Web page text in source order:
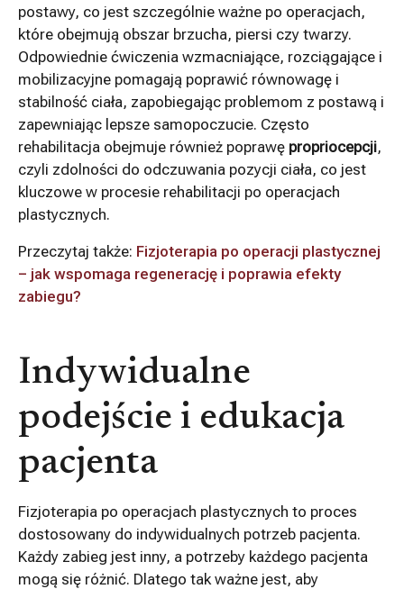
postawy, co jest szczególnie ważne po operacjach,
które obejmują obszar brzucha, piersi czy twarzy.
Odpowiednie ćwiczenia wzmacniające, rozciągające i
mobilizacyjne pomagają poprawić równowagę i
stabilność ciała, zapobiegając problemom z postawą i
zapewniając lepsze samopoczucie. Często
rehabilitacja obejmuje również poprawę propriocepcji,
czyli zdolności do odczuwania pozycji ciała, co jest
kluczowe w procesie rehabilitacji po operacjach
plastycznych.
Przeczytaj także: Fizjoterapia po operacji plastycznej
– jak wspomaga regenerację i poprawia efekty
zabiegu?
Indywidualne
podejście i edukacja
pacjenta
Fizjoterapia po operacjach plastycznych to proces
dostosowany do indywidualnych potrzeb pacjenta.
Każdy zabieg jest inny, a potrzeby każdego pacjenta
mogą się różnić. Dlatego tak ważne jest, aby